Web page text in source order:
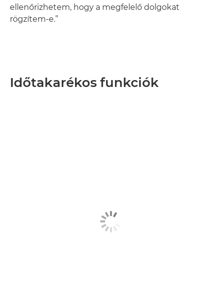
ellenőrizhetem, hogy a megfelelő dolgokat
rögzítem-e.”
Időtakarékos funkciók